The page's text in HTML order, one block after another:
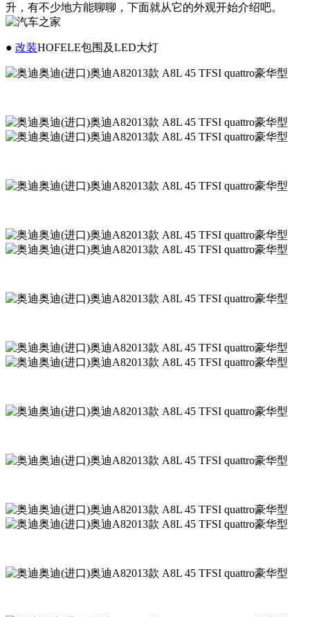
升，有不少地方能聊聊，下面就从它的外观开始介绍吧。
● 改装HOFELE包围及LED大灯